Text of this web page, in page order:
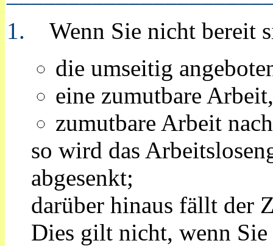
1. Wenn Sie nicht bereit
die umseitig
eine zumutbare
zumutbare Arbeit
so wird das
abgesenkt;
darüber hinaus fällt der
Dies gilt nicht, wenn